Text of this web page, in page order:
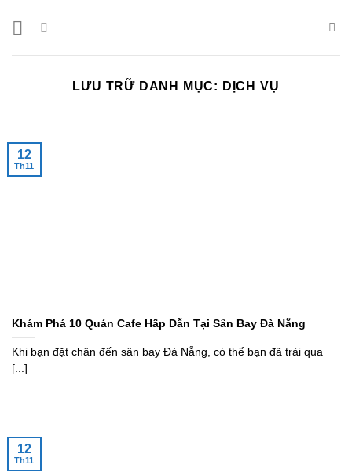
LƯU TRỮ DANH MỤC: DỊCH VỤ
Khám Phá 10 Quán Cafe Hấp Dẫn Tại Sân Bay Đà Nẵng
Khi bạn đặt chân đến sân bay Đà Nẵng, có thể bạn đã trải qua
[...]
12
Th11
12
Th11